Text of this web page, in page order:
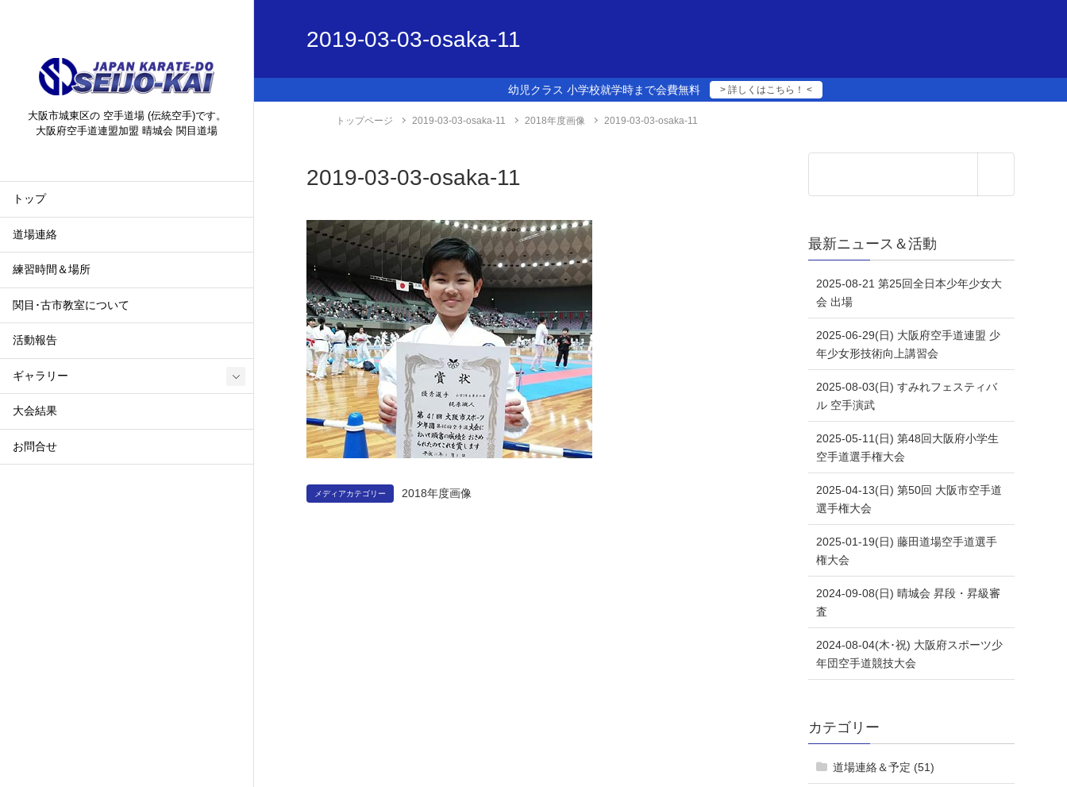
大阪市城東区の 空手道場 (伝統空手)です。
大阪府空手道連盟加盟 晴城会 関目道場
トップ
道場連絡
練習時間＆場所
関目･古市教室について
活動報告
ギャラリー
大会結果
お問合せ
2019-03-03-osaka-11
幼児クラス 小学校就学時まで会費無料 > 詳しくはこちら！ <
トップページ 2019-03-03-osaka-11 2018年度画像 2019-03-03-osaka-11
2019-03-03-osaka-11
メディアカテゴリー 2018年度画像
最新ニュース＆活動
2025-08-21 第25回全日本少年少女大
会 出場
2025-06-29(日) 大阪府空手道連盟 少
年少女形技術向上講習会
2025-08-03(日) すみれフェスティバ
ル 空手演武
2025-05-11(日) 第48回大阪府小学生
空手道選手権大会
2025-04-13(日) 第50回 大阪市空手道
選手権大会
2025-01-19(日) 藤田道場空手道選手
権大会
2024-09-08(日) 晴城会 昇段・昇級審
査
2024-08-04(木･祝) 大阪府スポーツ少
年団空手道競技大会
カテゴリー
道場連絡＆予定 (51)